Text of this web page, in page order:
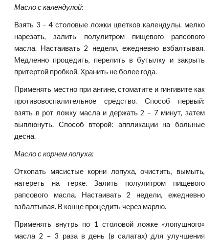
Масло с календулой:
Взять 3 - 4 столовые ложки цветков календулы, мелко
нарезать, залить полулитром пищевого рапсового
масла. Настаивать 2 недели, ежедневно взбалтывая.
Медленно процедить, перелить в бутылку и закрыть
притертой пробкой. Хранить не более года.
Применять местно при ангине, стоматите и гингивите как
противовоспалительное средство. Способ первый:
взять в рот ложку масла и держать 2 – 7 минут, затем
выплюнуть. Способ второй: аппликации на больные
десна.
Масло с корнем лопуха:
Откопать мясистые корни лопуха, очистить, вымыть,
натереть на терке. Залить полулитром пищевого
рапсового масла. Настаивать 2 недели, ежедневно
взбалтывая. В конце процедить через марлю.
Применять внутрь по 1 столовой ложке «лопушного»
масла 2 – 3 раза в день (в салатах) для улучшения